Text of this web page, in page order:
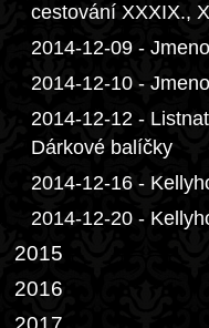
cestování XXXIX.,
2014-12-09 -
2014-12-10 -
2014-12-12 -
Dárkové balíčky
2014-12-16 -
2014-12-20 -
2015
2016